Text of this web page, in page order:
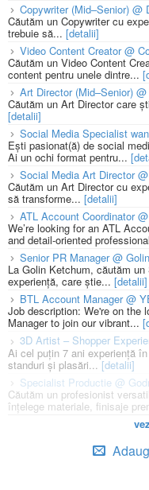
Copywriter (Mid–Senior) @
Căutăm un Copywriter cu
trebuie să... [detalii]
Video Content Creator @
Căutăm un Video Content
content pentru unele dintre...
Art Director (Mid–Senior)
Căutăm un Art Director care
[detalii]
Social Media Specialist
Ești pasionat(ă) de social
Ai un ochi format pentru...
Social Media Art Director
Căutăm un Art Director cu
să transforme... [detalii]
ATL Account Coordinator
We’re looking for an ATL
and detail-oriented
Senior PR Manager @
La Golin Ketchum, căutăm
experiență, care știe... [detalii]
BTL Account Manager @
Job description: We're on the
Manager to join our vibrant...
3D Artist – Shopper
Ai cel puțin 7 ani experiență
standuri și plasări...[detalii]
Specialist Productie @
Căutăm un profesionist
înțelege materiale, finisaje